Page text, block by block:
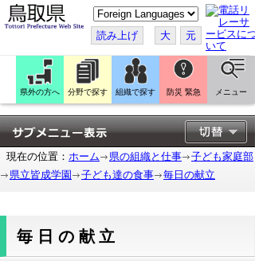
こ
の
ペ
ー
ジ
翻
訳
す
る
読み上げ 大 元
県外の方へ 分野で探す 組織で探す 防災 緊急 メニュー
現在の位置： ホーム 県の組織と仕事
子ども家庭部
県立皆成学園
子ども達の食事 毎日の献立
毎日の献立